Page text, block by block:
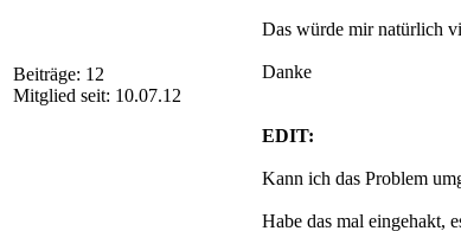
Beiträge: 12
Mitglied seit: 10.07.12
Das würde mir natürlich
Danke
EDIT:
Kann ich das Problem
Habe das mal eingehakt,